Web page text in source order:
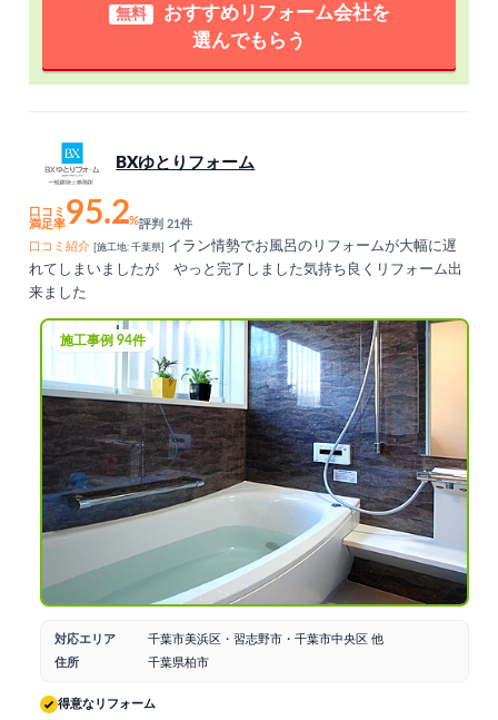
無料
おすすめリフォーム会社を
選んでもらう
BXゆとりフォーム
口コミ
満足率95.2%評判 21件
口コミ紹介
[施工地: 千葉県]
イラン情勢でお風呂のリフォームが大幅に遅
れてしまいましたが やっと完了しました気持ち良くリフォーム出
来ました
施工事例 94件
対応エリア
千葉市美浜区・習志野市・千葉市中央区 他
住所
千葉県柏市
得意なリフォーム